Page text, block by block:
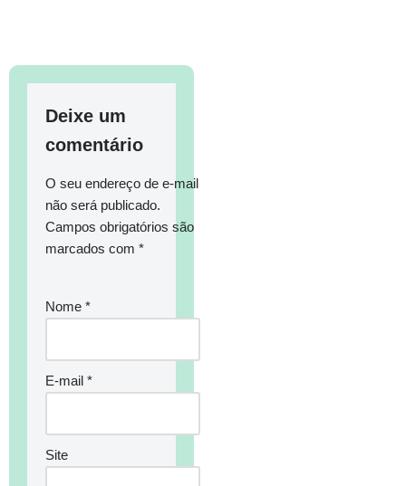
Deixe um
comentário
O seu endereço de e-mail
não será publicado.
Campos obrigatórios são
marcados com *
Nome *
E-mail *
Site